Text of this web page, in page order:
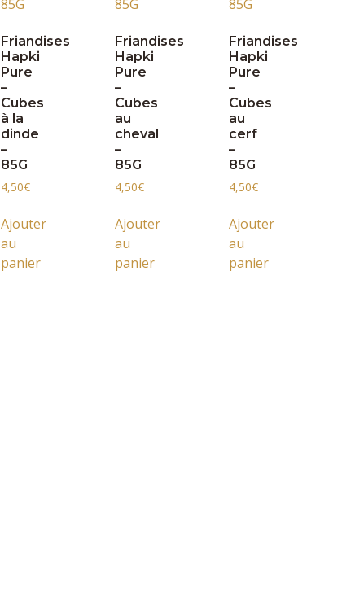
Friandises
Hapki
Pure
–
Cubes
à la
dinde
–
85G
4,50€
Ajouter
au
panier
Friandises
Hapki
Pure
–
Cubes
au
cheval
–
85G
4,50€
Ajouter
au
panier
Friandises
Hapki
Pure
–
Cubes
au
cerf
–
85G
4,50€
Ajouter
au
panier